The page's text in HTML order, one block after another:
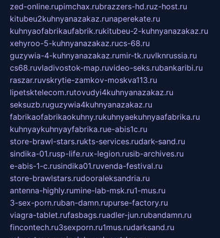
zed-online.rupimchax.rubrazzers-hd.ruz-host.ru
kitubeu2kuhnyanazakaz.runaperekate.ru
kuhnyaofabrikaufabrik.rukitubeu-2-kuhnyanazakaz.ru
xehyroo-5-kuhnyanazakaz.rucs-68.ru
guzywia-4-kuhnyanazakaz.rumir-tk.ruvlknrussia.ru
cs68.ruvladivostok-map.ruvideo-seks.rubankaribi.ru
raszar.ruvskrytie-zamkov-moskva113.ru
lipetsktelecom.rutovudyi4kuhnyanazakaz.ru
seksuzb.ruguzywia4kuhnyanazakaz.ru
fabrikaofabrikaokuhny.rukuhnyaekuhnyaafabrika.ru
kuhnyaykuhnyayfabrika.rue-abis1c.ru
store-brawl-stars.rukts-services.rudark-sand.ru
sindika-01.rusp-life.rux-legion.rusib-archives.ru
e-abis-1-c.rusindika01.ruvenda-festival.ru
store-brawlstars.rudooraleksandria.ru
antenna-highly.rumine-lab-msk.ru1-mus.ru
3-sex-porn.ruban-damn.rupurse-factory.ru
viagra-tablet.rufasbags.ruadler-jun.rubandamn.ru
fincontech.ru3sexporn.ru1mus.rudarksand.ru